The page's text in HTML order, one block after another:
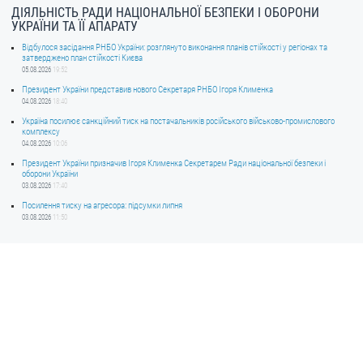
ДІЯЛЬНІСТЬ РАДИ НАЦІОНАЛЬНОЇ БЕЗПЕКИ І ОБОРОНИ
УКРАЇНИ ТА ЇЇ АПАРАТУ
Відбулося засідання РНБО України: розглянуто виконання планів стійкості у регіонах та
затверджено план стійкості Києва
05.08.2026 19:52
Президент України представив нового Секретаря РНБО Ігоря Клименка
04.08.2026 18:40
Україна посилює санкційний тиск на постачальників російського військово-промислового
комплексу
04.08.2026 10:06
Президент України призначив Ігоря Клименка Секретарем Ради національної безпеки і
оборони України
03.08.2026 17:40
Посилення тиску на агресора: підсумки липня
03.08.2026 11:50